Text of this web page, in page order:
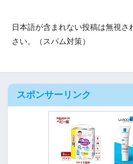
日本語が含まれない投稿は無視さ
さい。（スパム対策）
スポンサーリンク